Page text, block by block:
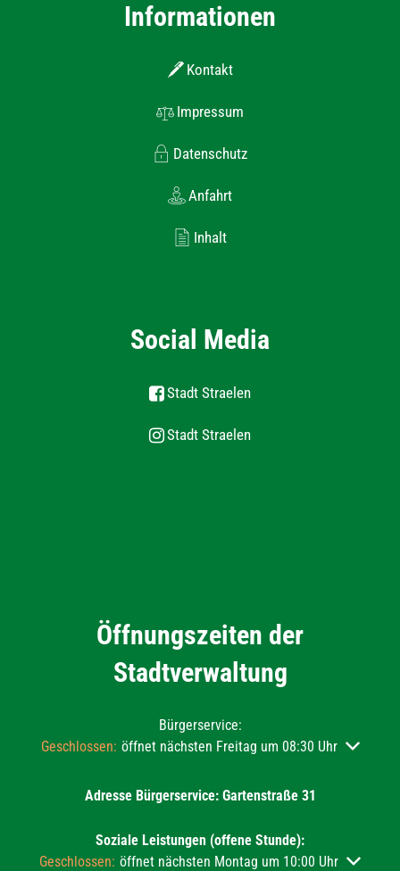
Informationen
Kontakt
Impressum
Datenschutz
Anfahrt
Inhalt
Social Media
Stadt Straelen
Stadt Straelen
Öffnungszeiten der
Stadtverwaltung
Bürgerservice:
Klicken, um weitere Öffnungs- oder Schließzeiten
Geschlossen: öffnet nächsten Freitag um 08:30 Uhr
Adresse Bürgerservice: Gartenstraße 31
Soziale Leistungen (offene Stunde):
Klicken, um weitere Öffnungs- oder Schließzeiten
Geschlossen: öffnet nächsten Montag um 10:00 Uhr